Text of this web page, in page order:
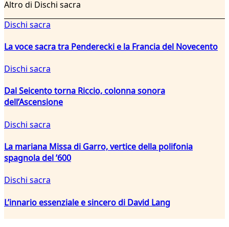
Altro di Dischi sacra
Dischi sacra
La voce sacra tra Penderecki e la Francia del Novecento
Dischi sacra
Dal Seicento torna Riccio, colonna sonora
dell’Ascensione
Dischi sacra
La mariana Missa di Garro, vertice della polifonia
spagnola del ’600
Dischi sacra
L’innario essenziale e sincero di David Lang